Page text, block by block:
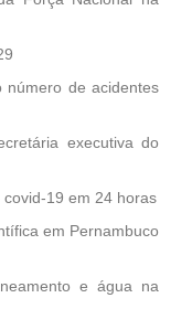
número de acidentes
executiva do
19 em 24 horas
em Pernambuco
e água na